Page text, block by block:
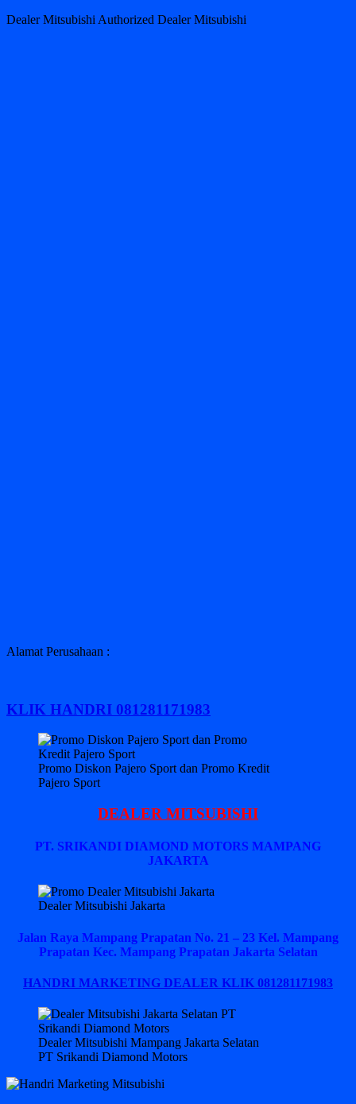
Dealer Mitsubishi Authorized Dealer Mitsubishi
Alamat Perusahaan :
KLIK HANDRI 081281171983
Promo Diskon Pajero Sport dan Promo Kredit
Pajero Sport
DEALER MITSUBISHI
PT. SRIKANDI DIAMOND MOTORS MAMPANG
JAKARTA
Dealer Mitsubishi Jakarta
Jalan Raya Mampang Prapatan No. 21 – 23 Kel. Mampang
Prapatan Kec. Mampang Prapatan Jakarta Selatan
HANDRI MARKETING DEALER KLIK 081281171983
Dealer Mitsubishi Mampang Jakarta Selatan
PT Srikandi Diamond Motors